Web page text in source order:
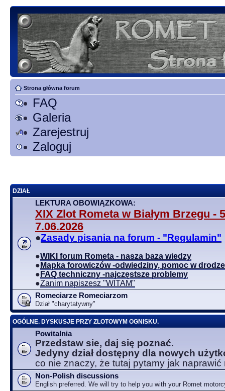
Strona główna forum
FAQ
Galeria
Zarejestruj
Zaloguj
DZIAŁ
LEKTURA OBOWIĄZKOWA:
XIX Zlot Rometa w Białym Brzegu -
7.06.2026
●Zasady pisania na forum - "Regulamin"
●WIKI forum Rometa - nasza baza wiedzy
● Mapka forowiczów -odwiedziny, pomoc w drodze
● FAQ techniczny -najczęstsze problemy
●Zanim napiszesz "WITAM"
Romeciarze Romeciarzom
Dział "charytatywny"
OGÓLNE. DYSKUSJE PRZY ZLOTOWYM OGNISKU.
Powitalnia
Przedstaw sie, daj się poznać.
Jedyny dział dostępny dla nowych
co nie znaczy, że tutaj pytamy jak naprawić
Non-Polish discussions
English preferred. We will try to help you with your Romet